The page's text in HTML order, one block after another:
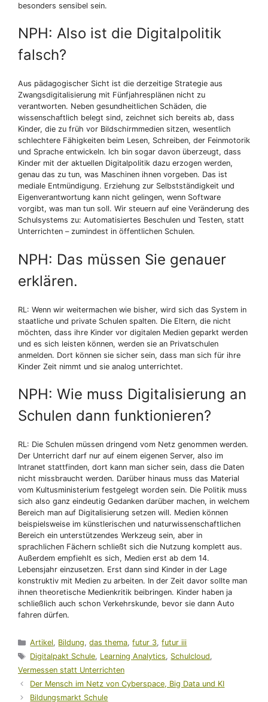
besonders sensibel sein.
NPH: Also ist die Digitalpolitik
falsch?
Aus pädagogischer Sicht ist die derzeitige Strategie aus
Zwangsdigitalisierung mit Fünfjahresplänen nicht zu
verantworten. Neben gesundheitlichen Schäden, die
wissenschaftlich belegt sind, zeichnet sich bereits ab, dass
Kinder, die zu früh vor Bildschirmmedien sitzen, wesentlich
schlechtere Fähigkeiten beim Lesen, Schreiben, der Feinmotorik
und Sprache entwickeln. Ich bin sogar davon überzeugt, dass
Kinder mit der aktuellen Digitalpolitik dazu erzogen werden,
genau das zu tun, was Maschinen ihnen vorgeben. Das ist
mediale Entmündigung. Erziehung zur Selbstständigkeit und
Eigenverantwortung kann nicht gelingen, wenn Software
vorgibt, was man tun soll. Wir steuern auf eine Veränderung des
Schulsystems zu: Automatisiertes Beschulen und Testen, statt
Unterrichten – zumindest in öffentlichen Schulen.
NPH: Das müssen Sie genauer
erklären.
RL: Wenn wir weitermachen wie bisher, wird sich das System in
staatliche und private Schulen spalten. Die Eltern, die nicht
möchten, dass ihre Kinder vor digitalen Medien geparkt werden
und es sich leisten können, werden sie an Privatschulen
anmelden. Dort können sie sicher sein, dass man sich für ihre
Kinder Zeit nimmt und sie analog unterrichtet.
NPH: Wie muss Digitalisierung an
Schulen dann funktionieren?
RL: Die Schulen müssen dringend vom Netz genommen werden.
Der Unterricht darf nur auf einem eigenen Server, also im
Intranet stattfinden, dort kann man sicher sein, dass die Daten
nicht missbraucht werden. Darüber hinaus muss das Material
vom Kultusministerium festgelegt worden sein. Die Politik muss
sich also ganz eindeutig Gedanken darüber machen, in welchem
Bereich man auf Digitalisierung setzen will. Medien können
beispielsweise im künstlerischen und naturwissenschaftlichen
Bereich ein unterstützendes Werkzeug sein, aber in
sprachlichen Fächern schließt sich die Nutzung komplett aus.
Außerdem empfiehlt es sich, Medien erst ab dem 14.
Lebensjahr einzusetzen. Erst dann sind Kinder in der Lage
konstruktiv mit Medien zu arbeiten. In der Zeit davor sollte man
ihnen theoretische Medienkritik beibringen. Kinder haben ja
schließlich auch schon Verkehrskunde, bevor sie dann Auto
fahren dürfen.
Kategorien
Artikel, Bildung,das thema,futur 3,futur iii
Schlagwörter
Digitalpakt Schule, Learning Analytics, Schulcloud,
Vermessen statt Unterrichten
Der Mensch im Netz von Cyberspace, Big Data und KI
Bildungsmarkt Schule